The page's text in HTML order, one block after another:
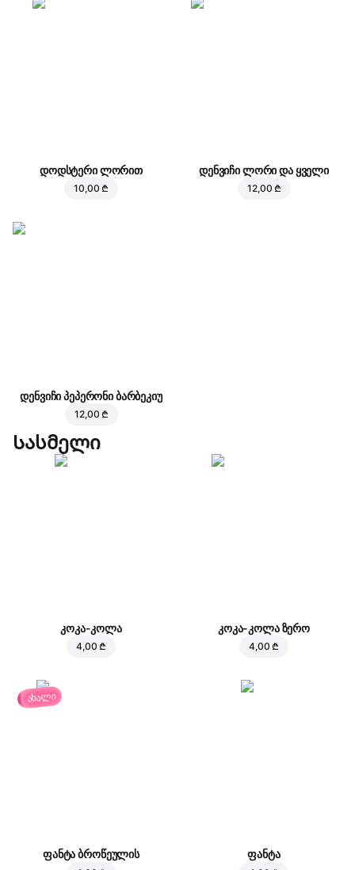
დოდსტერი ლორით
10,00 ₾
დენვიჩი ლორი და ყველი
12,00 ₾
დენვიჩი პეპერონი ბარბეკიუ
12,00 ₾
Სასმელი
კოკა-კოლა
4,00 ₾
კოკა-კოლა ზერო
4,00 ₾
ახალი
ფანტა ბროწეულის ფანტა